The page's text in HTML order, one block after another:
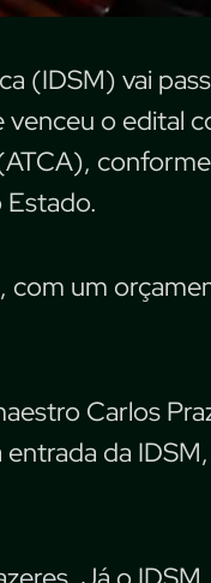
(IDSM) vai
o edital
Estado.
com um
Carlos
da